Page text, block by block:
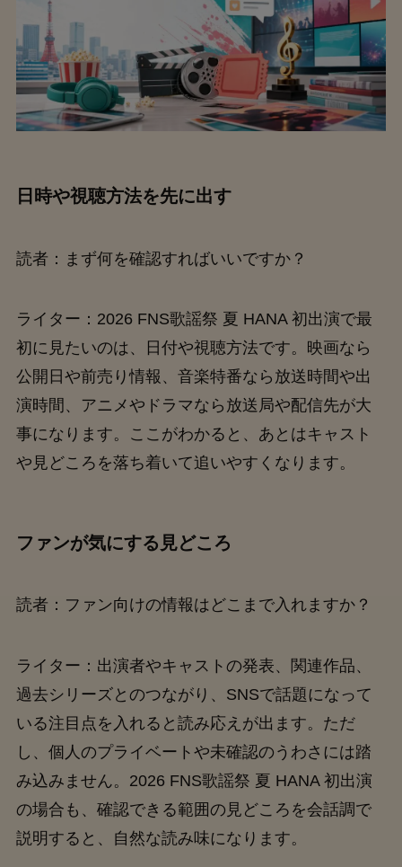
日時や視聴方法を先に出す
読者：まず何を確認すればいいですか？
ライター：2026 FNS歌謡祭 夏 HANA 初出演で最
初に見たいのは、日付や視聴方法です。映画なら
公開日や前売り情報、音楽特番なら放送時間や出
演時間、アニメやドラマなら放送局や配信先が大
事になります。ここがわかると、あとはキャスト
や見どころを落ち着いて追いやすくなります。
ファンが気にする見どころ
読者：ファン向けの情報はどこまで入れますか？
ライター：出演者やキャストの発表、関連作品、
過去シリーズとのつながり、SNSで話題になって
いる注目点を入れると読み応えが出ます。ただ
し、個人のプライベートや未確認のうわさには踏
み込みません。2026 FNS歌謡祭 夏 HANA 初出演
の場合も、確認できる範囲の見どころを会話調で
説明すると、自然な読み味になります。